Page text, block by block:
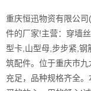
重庆恒迅物资有限公
件的厂家!主营：穿墙
型卡,山型母,步步紧,钢
筑配件。位于重庆市
充足，品种规格齐全